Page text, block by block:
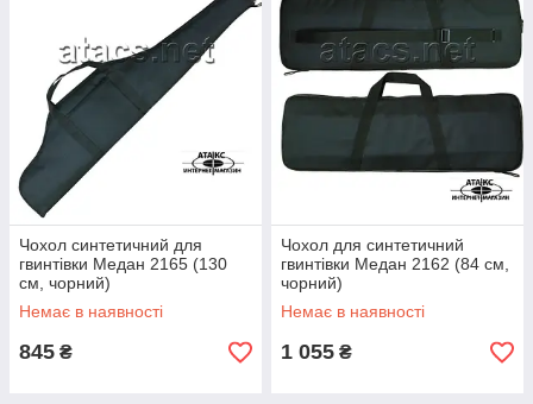
Чохол синтетичний для
гвинтівки Медан 2165 (130
см, чорний)
Немає в наявності
845 ₴
Чохол для синтетичний
гвинтівки Медан 2162 (84 см,
чорний)
Немає в наявності
1 055 ₴